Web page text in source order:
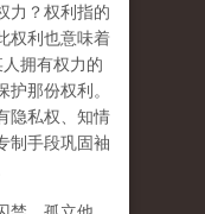
力？权利指的
权利也意味着
拥有权力的
那份权利。
隐私权、知情
制手段巩固袖